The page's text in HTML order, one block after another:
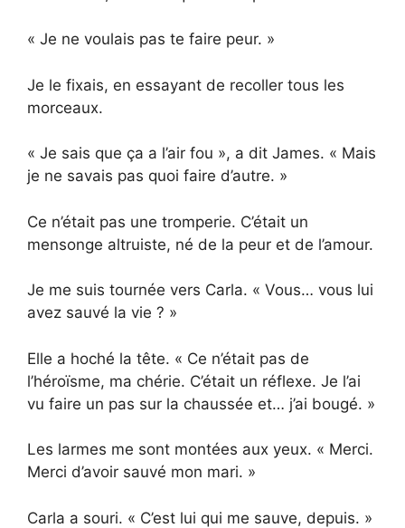
« Je ne voulais pas te faire peur. »
Je le fixais, en essayant de recoller tous les
morceaux.
« Je sais que ça a l’air fou », a dit James. « Mais
je ne savais pas quoi faire d’autre. »
Ce n’était pas une tromperie. C’était un
mensonge altruiste, né de la peur et de l’amour.
Je me suis tournée vers Carla. « Vous… vous lui
avez sauvé la vie ? »
Elle a hoché la tête. « Ce n’était pas de
l’héroïsme, ma chérie. C’était un réflexe. Je l’ai
vu faire un pas sur la chaussée et… j’ai bougé. »
Les larmes me sont montées aux yeux. « Merci.
Merci d’avoir sauvé mon mari. »
Carla a souri. « C’est lui qui me sauve, depuis. »